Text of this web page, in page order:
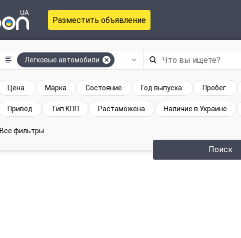
Разместить объявление
Легковые автомобили
Поиск
Цена Марка Состояние Год выпуска Пробег
Привод Тип КПП Растаможена Наличие в Украине
Все фильтры